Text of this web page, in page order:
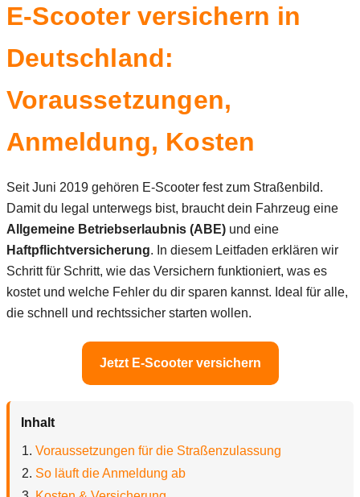
E-Scooter versichern in
Deutschland:
Voraussetzungen,
Anmeldung, Kosten
Seit Juni 2019 gehören E-Scooter fest zum Straßenbild.
Damit du legal unterwegs bist, braucht dein Fahrzeug eine
Allgemeine Betriebserlaubnis (ABE) und eine
Haftpflichtversicherung. In diesem Leitfaden erklären wir
Schritt für Schritt, wie das Versichern funktioniert, was es
kostet und welche Fehler du dir sparen kannst. Ideal für alle,
die schnell und rechtssicher starten wollen.
Jetzt E-Scooter versichern
Inhalt
Voraussetzungen für die Straßenzulassung
So läuft die Anmeldung ab